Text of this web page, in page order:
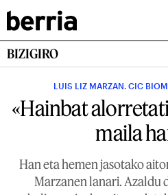
BIZIGIRO
LUIS LIZ MARZAN. CIC
«Hainbat
maila
Han eta hemen jasotako
Marzanen lanari. Azaldu